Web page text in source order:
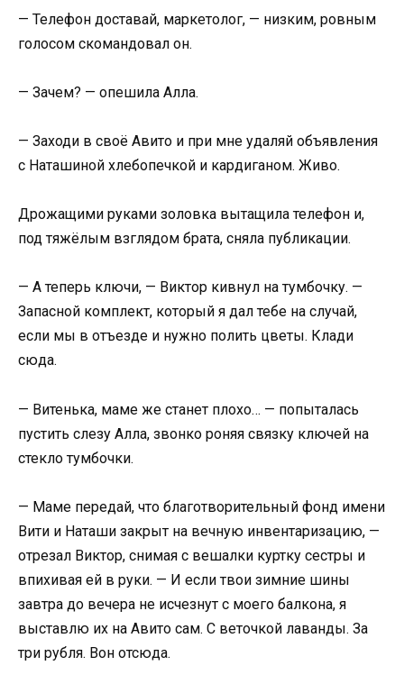
— Телефон доставай, маркетолог, — низким, ровным
голосом скомандовал он.
— Зачем? — опешила Алла.
— Заходи в своё Авито и при мне удаляй объявления
с Наташиной хлебопечкой и кардиганом. Живо.
Дрожащими руками золовка вытащила телефон и,
под тяжёлым взглядом брата, сняла публикации.
— А теперь ключи, — Виктор кивнул на тумбочку. —
Запасной комплект, который я дал тебе на случай,
если мы в отъезде и нужно полить цветы. Клади
сюда.
— Витенька, маме же станет плохо… — попыталась
пустить слезу Алла, звонко роняя связку ключей на
стекло тумбочки.
— Маме передай, что благотворительный фонд имени
Вити и Наташи закрыт на вечную инвентаризацию, —
отрезал Виктор, снимая с вешалки куртку сестры и
впихивая ей в руки. — И если твои зимние шины
завтра до вечера не исчезнут с моего балкона, я
выставлю их на Авито сам. С веточкой лаванды. За
три рубля. Вон отсюда.